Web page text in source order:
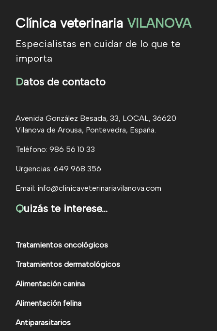
Clínica veterinaria VILANOVA
Especialistas en cuidar de lo que te
importa
Datos de contacto
Avenida González Besada, 33, LOCAL, 36620
Vilanova de Arousa, Pontevedra, España.
Teléfono: 986 56 10 33
Urgencias: 649 968 356
Email: info@clinicaveterinariavilanova.com
Quizás te interese...
Tratamientos oncológicos
Tratamientos dermatológicos
Alimentación canina
Alimentación felina
Antiparasitarios